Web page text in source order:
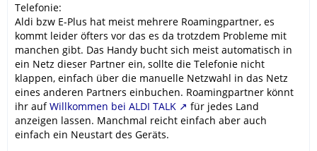
Telefonie:
Aldi bzw E-Plus hat meist mehrere Roamingpartner, es
kommt leider öfters vor das es da trotzdem Probleme mit
manchen gibt. Das Handy bucht sich meist automatisch in
ein Netz dieser Partner ein, sollte die Telefonie nicht
klappen, einfach über die manuelle Netzwahl in das Netz
eines anderen Partners einbuchen. Roamingpartner könnt
ihr aufWillkommen bei ALDI TALK
für jedes Land
anzeigen lassen. Manchmal reicht einfach aber auch
einfach ein Neustart des Geräts.